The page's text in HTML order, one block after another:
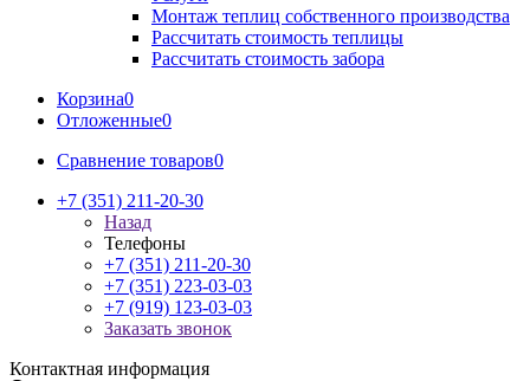
Монтаж теплиц собственного производства
Рассчитать стоимость теплицы
Рассчитать стоимость забора
Корзина0
Отложенные0
Сравнение товаров0
+7 (351) 211-20-30
Назад
Телефоны
+7 (351) 211-20-30
+7 (351) 223-03-03
+7 (919) 123-03-03
Заказать звонок
Контактная информация